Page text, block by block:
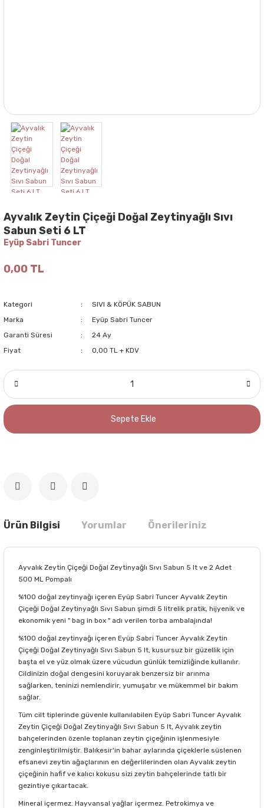
Ayvalık Zeytin Çiçeği Doğal Zeytinyağlı Sıvı
Sabun Seti 6 LT
Eyüp Sabri Tuncer
0,00 TL
Kategori
SIVI & KÖPÜK SABUN
Marka
Eyüp Sabri Tuncer
Garanti Süresi
24 Ay
Fiyat
0,00 TL + KDV
Sepete Ekle
Ürün Bilgisi Yorumlar Önerileriniz
Ayvalık Zeytin Çiçeği Doğal Zeytinyağlı Sıvı Sabun 5 lt ve 2 Adet
500 ML Pompalı
%100 doğal zeytinyağı içeren Eyüp Sabri Tuncer Ayvalık Zeytin
Çiçeği Doğal Zeytinyağlı Sıvı Sabun şimdi 5 litrelik pratik, hijyenik ve
ekonomik yeni " bag in box " adı verilen torba ambalajında!
%100 doğal zeytinyağı içeren Eyüp Sabri Tuncer Ayvalık Zeytin
Çiçeği Doğal Zeytinyağlı Sıvı Sabun 5 lt, kusursuz bir güzellik için
başta el ve yüz olmak üzere vücudun günlük temizliğinde kullanılır.
Cildinizin doğal dengesini koruyarak benzersiz bir arınma
sağlarken, teninizi nemlendirir, yumuşatır ve mükemmel bir bakım
sağlar.
Tüm cilt tiplerinde güvenle kullanılabilen Eyüp Sabri Tuncer Ayvalık
Zeytin Çiçeği Doğal Zeytinyağlı Sıvı Sabun 5 lt, Ayvalık zeytin
bahçelerinden özenle toplanan zeytin çiçeğinin işlenmesiyle
zenginleştirilmiştir. Balıkesir'in bahar aylarında çiçeklerle süslenen
efsanevi zeytin ağaçlarının en değerlilerinden olan Ayvalık zeytin
çiçeğinin hafif ve kalıcı kokusu sizi zeytin bahçelerinde tatlı bir
gezintiye çıkartacak.
Mineral içermez. Hayvansal yağlar içermez. Petrokimya ve